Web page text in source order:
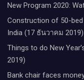
New Program 2020:
Construction of 50-
India (17 ธันวาคม 2019)
Things to do New
2019)
Bank chair faces